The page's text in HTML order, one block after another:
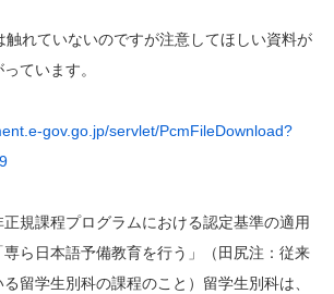
触れていないのですが注意してほしい資料が
ています。
gov.go.jp/servlet/PcmFileDownload?
規課程プログラムにおける認定基準の適用
ら日本語予備教育を行う」（田尻注：従来
留学生別科の課程のこと）留学生別科は、